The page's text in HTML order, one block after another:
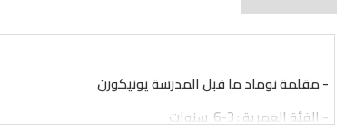
- مقلمة نوماد ما قبل المدرسة يونيكورن
-الفئة العمرية : 3-6 سنوات